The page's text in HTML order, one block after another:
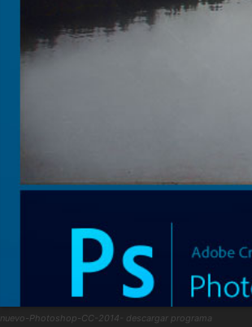
nuevo-Photoshop-CC-2014- descargar programa